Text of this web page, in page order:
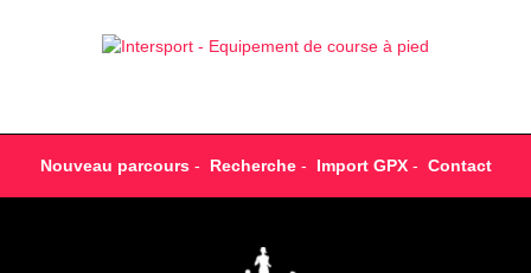
Nouveau parcours- Recherche- Import GPX- Contact